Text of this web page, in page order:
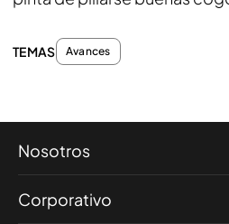
TEMAS Avances
Nosotros
Corporativo